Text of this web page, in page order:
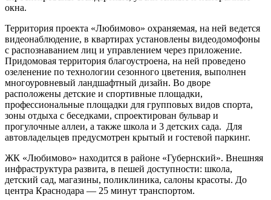
окна.
Территория проекта «Любимово» охраняемая, на ней ведется
видеонаблюдение, в квартирах установлены видеодомофоны
с распознаванием лиц и управлением через приложение.
Придомовая территория благоустроена, на ней проведено
озеленение по технологии сезонного цветения, выполнен
многоуровневый ландшафтный дизайн. Во дворе
расположены детские и спортивные площадки,
профессиональные площадки для групповых видов спорта,
зоны отдыха с беседками, спроектирован бульвар и
прогулочные аллеи, а также школа и 3 детских сада. Для
автовладельцев предусмотрен крытый и гостевой паркинг.
ЖК «Любимово» находится в районе «Губернский». Внешняя
инфраструктура развита, в пешей доступности: школа,
детский сад, магазины, поликлиника, салоны красоты. До
центра Краснодара — 25 минут транспортом.